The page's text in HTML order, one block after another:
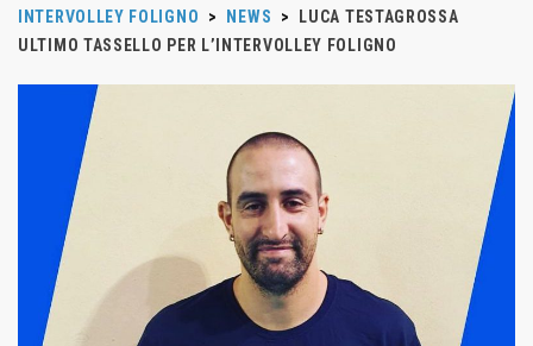
INTERVOLLEY FOLIGNO > NEWS >
LUCA TESTAGROSSA
ULTIMO TASSELLO PER L’INTERVOLLEY FOLIGNO